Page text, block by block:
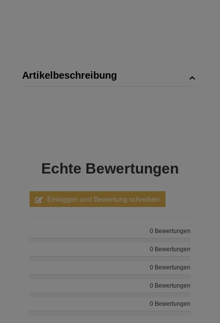
Artikelbeschreibung
Echte Bewertungen
Einloggen und Bewertung schreiben
0 Bewertungen
0 Bewertungen
0 Bewertungen
0 Bewertungen
0 Bewertungen